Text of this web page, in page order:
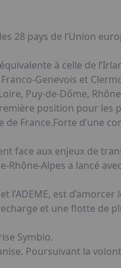
28 pays de l’Union
à celle de
Genevois et
Puy-de-Dôme,
position pour les
de France.Forte d’une
face aux enjeux de
Alpes a lancé
est d’amorcer
et une flotte de
Symbio.
Poursuivant la